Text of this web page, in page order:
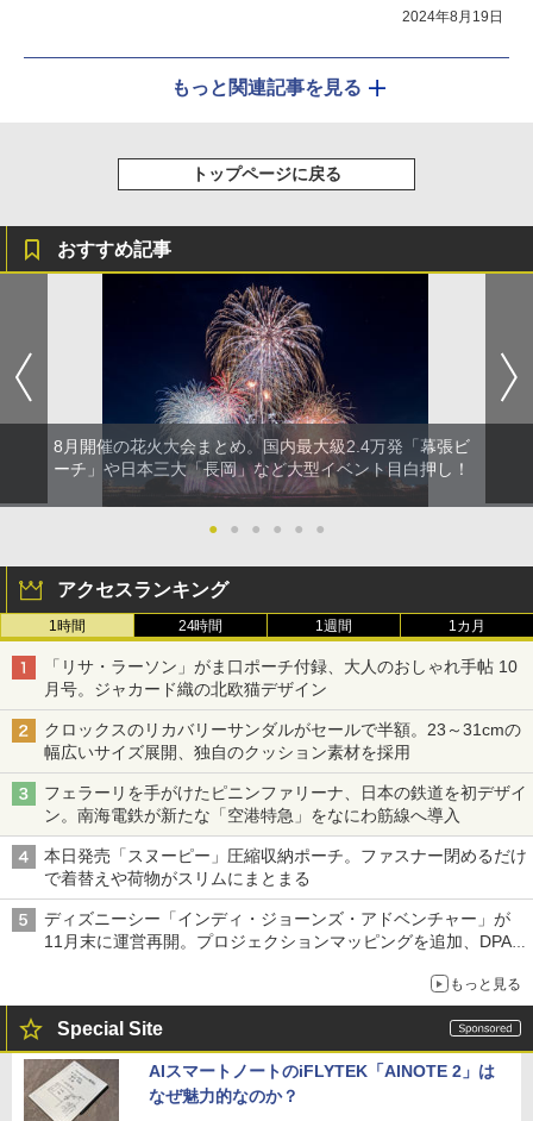
2024年8月19日
もっと関連記事を見る
トップページに戻る
おすすめ記事
8月開催の花火大会まとめ。国内最大級2.4万発「幕張ビ
ーチ」や日本三大「長岡」など大型イベント目白押し！
● ● ● ● ● ●
アクセスランキング
1時間 24時間 1週間 1カ月
「リサ・ラーソン」がま口ポーチ付録、大人のおしゃれ手帖 10
月号。ジャカード織の北欧猫デザイン
クロックスのリカバリーサンダルがセールで半額。23～31cmの
幅広いサイズ展開、独自のクッション素材を採用
フェラーリを手がけたピニンファリーナ、日本の鉄道を初デザイ
ン。南海電鉄が新たな「空港特急」をなにわ筋線へ導入
本日発売「スヌーピー」圧縮収納ポーチ。ファスナー閉めるだけ
で着替えや荷物がスリムにまとまる
ディズニーシー「インディ・ジョーンズ・アドベンチャー」が
11月末に運営再開。プロジェクションマッピングを追加、DPA
もっと見る
Special Site
AIスマートノートのiFLYTEK「AINOTE 2」は
なぜ魅力的なのか？